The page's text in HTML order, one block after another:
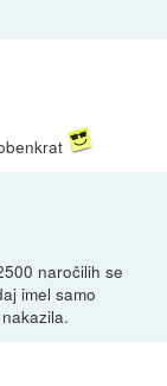
naročilih se
imel samo